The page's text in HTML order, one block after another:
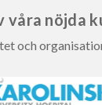
våra nöjda
och